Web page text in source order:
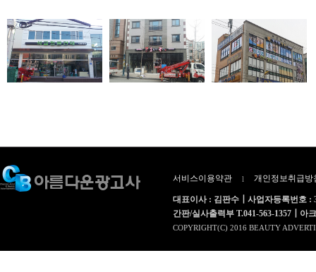
서비스이용약관 l 개인정보취급방
대표이사 : 김판수┃사업자등록번호 :
간판/실사출력부 T.041-563-1357┃아
COPYRIGHT(C) 2016 BEAUTY